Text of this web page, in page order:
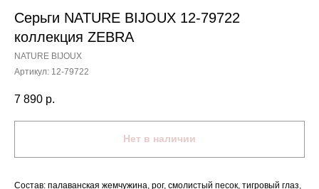
Серьги NATURE BIJOUX 12-79722
коллекция ZEBRA
NATURE BIJOUX
Артикул: 12-79722
7 890 р.
Нет в наличии
Состав: палаванская жемчужина, рог, смолистый песок, тигровый глаз,